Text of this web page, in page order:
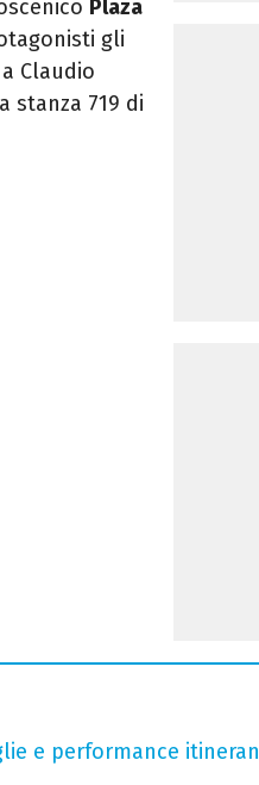
Plaza
gli
Claudio
stanza 719 di
e performance